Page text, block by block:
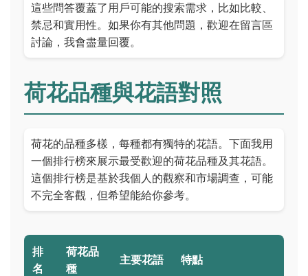
這些問答覆蓋了用戶可能的搜索需求，比如比較、
禁忌和實用性。如果你有其他問題，歡迎在留言區
討論，我會盡量回覆。
荷花品種與花語對照
荷花的品種多樣，每種都有獨特的花語。下面我用
一個排行榜來展示最受歡迎的荷花品種及其花語。
這個排行榜是基於我個人的觀察和市場調查，可能
不完全客觀，但希望能給你參考。
排
名
荷花品
種
主要花語 特點